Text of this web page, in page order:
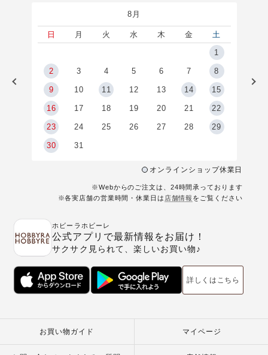
8月
日 月 火 水 木 金
土
1
2 3 4 5 6 7 8
9 10 11 12 13 14 15
16 17 18 19 20 21 22
23 24 25 26 27 28 29
30 31
オンラインショップ休業日
※Webからのご注文は、24時間承っております
※各実店舗の営業時間・休業日は 店舗情報 をご覧ください
ホビーラホビーレ
公式アプリで最新情報をお届け！
サクサク見られて、楽しいお買い物♪
詳しくはこちら
お買い物ガイド マイページ